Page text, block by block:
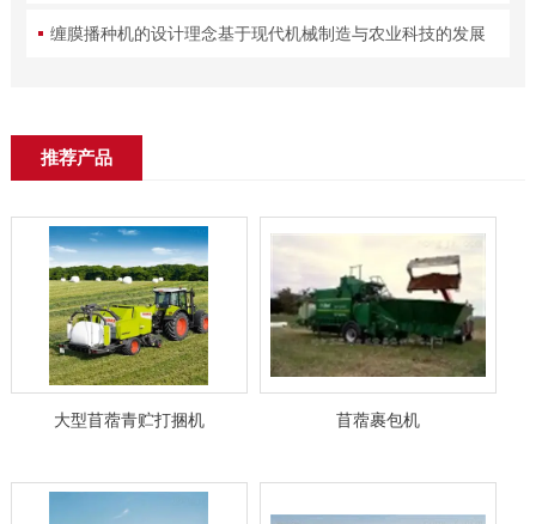
缠膜播种机的设计理念基于现代机械制造与农业科技的发展
推荐产品
大型苜蓿青贮打捆机 苜蓿裹包机